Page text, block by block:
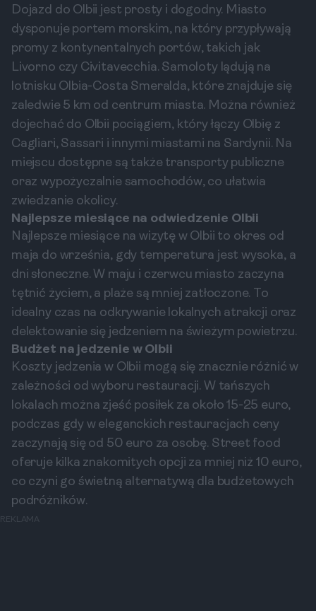
Dojazd do Olbii jest prosty i dogodny. Miasto
dysponuje portem morskim, na który przypływają
promy z kontynentalnych portów, takich jak
Livorno czy Civitavecchia. Samoloty lądują na
lotnisku Olbia-Costa Smeralda, które znajduje się
zaledwie 5 km od centrum miasta. Można również
dojechać do Olbii pociągiem, który łączy Olbię z
Cagliari, Sassari i innymi miastami na Sardynii. Na
miejscu dostępne są także transporty publiczne
oraz wypożyczalnie samochodów, co ułatwia
zwiedzanie okolicy.
Najlepsze miesiące na odwiedzenie Olbii
Najlepsze miesiące na wizytę w Olbii to okres od
maja do września, gdy temperatura jest wysoka, a
dni słoneczne. W maju i czerwcu miasto zaczyna
tętnić życiem, a plaże są mniej zatłoczone. To
idealny czas na odkrywanie lokalnych atrakcji oraz
delektowanie się jedzeniem na świeżym powietrzu.
Budżet na jedzenie w Olbii
Koszty jedzenia w Olbii mogą się znacznie różnić w
zależności od wyboru restauracji. W tańszych
lokalach można zjeść posiłek za około 15-25 euro,
podczas gdy w eleganckich restauracjach ceny
zaczynają się od 50 euro za osobę. Street food
oferuje kilka znakomitych opcji za mniej niż 10 euro,
co czyni go świetną alternatywą dla budżetowych
podróżników.
REKLAMA